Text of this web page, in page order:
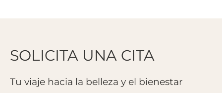
SOLICITA UNA CITA
Tu viaje hacia la belleza y el bienestar